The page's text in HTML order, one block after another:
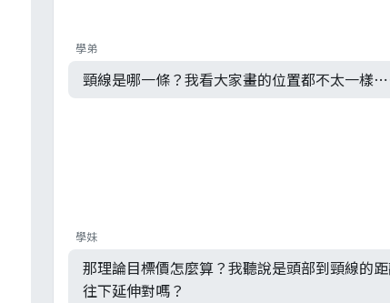
學弟
頸線是哪一條？我看大家畫的位置都不太一樣
學妹
那理論目標價怎麼算？我聽說是頭部到頸線的
往下延伸對嗎？